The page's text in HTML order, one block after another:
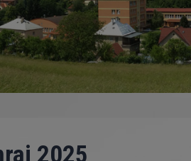
2025